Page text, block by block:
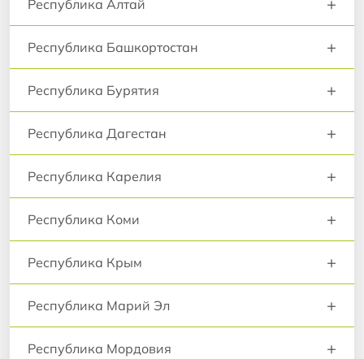
Республика Алтай
Республика Башкортостан +
Республика Бурятия +
Республика Дагестан +
Республика Карелия +
Республика Коми +
Республика Крым +
Республика Марий Эл +
Республика Мордовия +